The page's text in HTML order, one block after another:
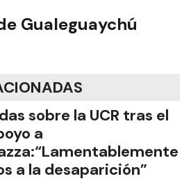
Gualeguaychú
sobre la UCR tras el
a
a la desaparición”